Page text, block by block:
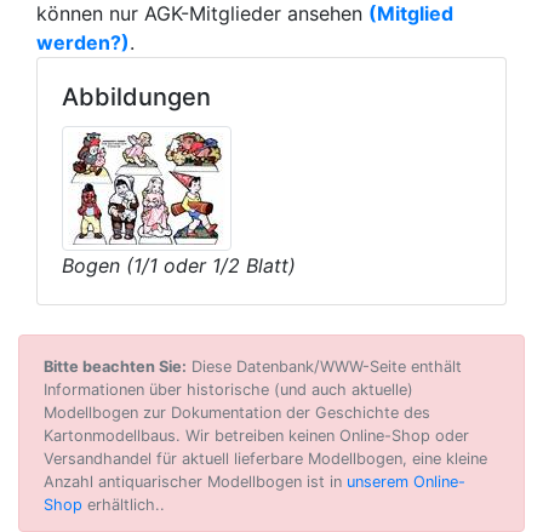
können nur AGK-Mitglieder ansehen (Mitglied
werden?).
Abbildungen
Bogen (1/1 oder 1/2 Blatt)
Bitte beachten Sie: Diese Datenbank/WWW-Seite enthält
Informationen über historische (und auch aktuelle)
Modellbogen zur Dokumentation der Geschichte des
Kartonmodellbaus. Wir betreiben keinen Online-Shop oder
Versandhandel für aktuell lieferbare Modellbogen, eine kleine
Anzahl antiquarischer Modellbogen ist in unserem Online-
Shop erhältlich..